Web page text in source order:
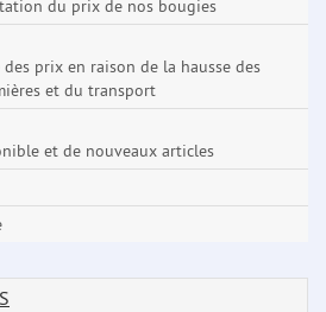
du prix de nos bougies
prix en raison de la hausse des
et du transport
et de nouveaux articles